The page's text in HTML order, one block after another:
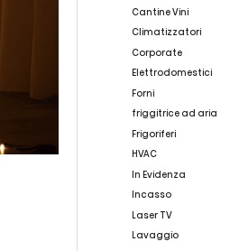
Cantine Vini
Climatizzatori
Corporate
Elettrodomestici
Forni
friggitrice ad aria
Frigoriferi
HVAC
In Evidenza
Incasso
Laser TV
Lavaggio